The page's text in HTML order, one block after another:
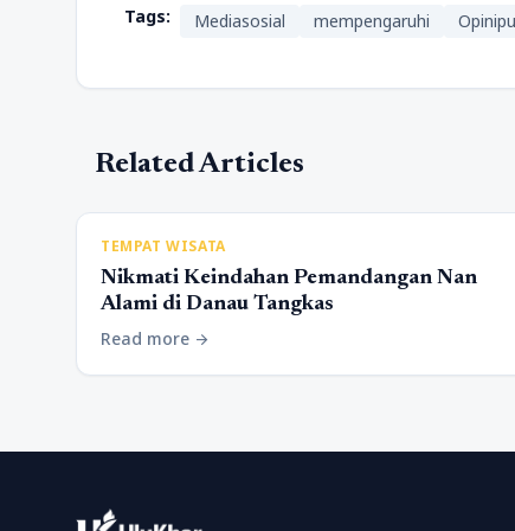
Tags: Mediasosial mempengaruhi
Related Articles
TEMPAT WISATA
Nikmati Keindahan Pemandangan Nan
Alami di Danau Tangkas
Read more arrow_forward